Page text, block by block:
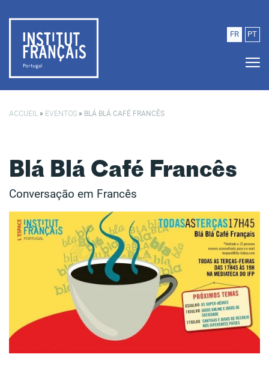
FR PT
ACCUEIL » EVENTOS » BLÁ BLÁ CAFÉ FRANCÊS
Blá Blá Café Francês
Conversação em Francês